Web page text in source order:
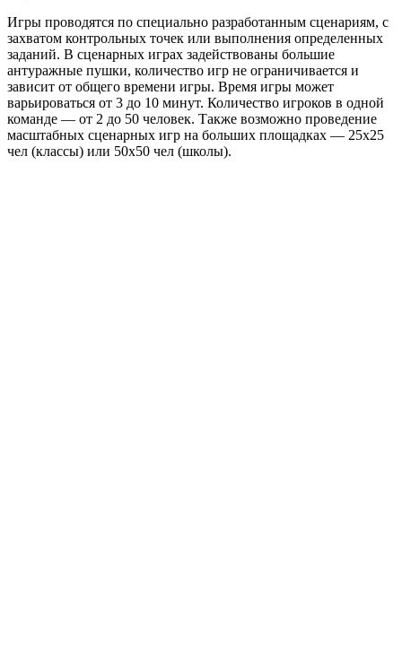
Игры проводятся по специально разработанным сценариям, с
захватом контрольных точек или выполнения определенных
заданий. В сценарных играх задействованы большие
антуражные пушки, количество игр не ограничивается и
зависит от общего времени игры. Время игры может
варьироваться от 3 до 10 минут. Количество игроков в одной
команде — от 2 до 50 человек. Также возможно проведение
масштабных сценарных игр на больших площадках — 25х25
чел (классы) или 50х50 чел (школы).